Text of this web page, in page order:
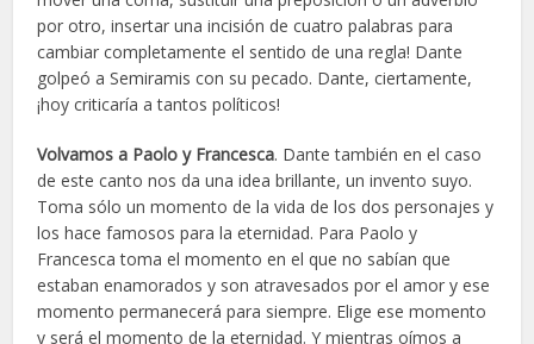
por otro, insertar una incisión de cuatro palabras para
cambiar completamente el sentido de una regla! Dante
golpeó a Semiramis con su pecado. Dante, ciertamente,
¡hoy criticaría a tantos políticos!
Volvamos a Paolo y Francesca. Dante también en el caso
de este canto nos da una idea brillante, un invento suyo.
Toma sólo un momento de la vida de los dos personajes y
los hace famosos para la eternidad. Para Paolo y
Francesca toma el momento en el que no sabían que
estaban enamorados y son atravesados por el amor y ese
momento permanecerá para siempre. Elige ese momento
y será el momento de la eternidad. Y mientras oímos a